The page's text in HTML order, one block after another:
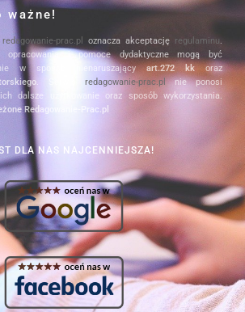
ważne!
redagowanie-prac.pl oznacza akceptację regulaminu.
opracowania i pomoce dydaktyczne mogą być
w sposób nienaruszającyart.272 kkoraz
. Serwis redagowanie-prac.pl nie ponosi
dalsze użytkowanie oraz sposób wykorzystania.
Redagowanie-Prac.pl
DLA NAS NAJCENNIEJSZA!